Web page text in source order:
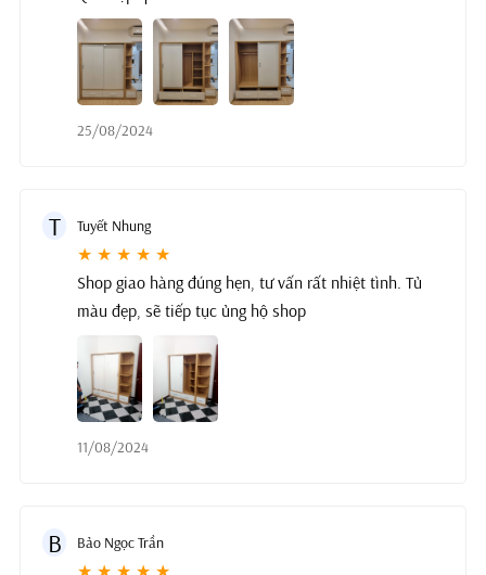
25/08/2024
T Tuyết Nhung
★ ★ ★ ★ ★
Shop giao hàng đúng hẹn, tư vấn rất nhiệt tình. Tủ
màu đẹp, sẽ tiếp tục ủng hộ shop
11/08/2024
B Bảo Ngọc Trần
★ ★ ★ ★ ★